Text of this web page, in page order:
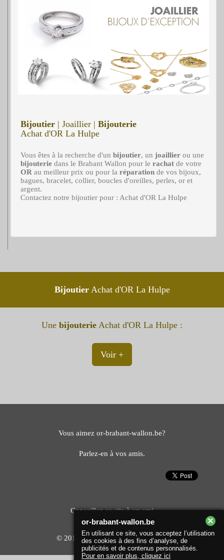
Bijoutier | Joaillier | Bijouterie
Achat d'OR La Hulpe
Vous êtes à la recherche d'un bijoutier, un joaillier ou une
bijouterie dans le Brabant Wallon pour le rachat de votre
OR au meilleur prix ou pour la réparation de vos bijoux,
bagues, bracelet, collier, boucles d'oreilles, perles, or et
argent.
Contactez notre bijoutier pour : Achat d'OR La Hulpe
BijoutierAchat d'OR La Hulpe
Une bijouterie Achat d'OR La Hulpe :
Voir +
Vous aimez or-brabant-wallon.be?
Parlez-en à vos amis.
Conseillez ce site à un ami
© 2017–2026or-brabant-wallon.be
or-brabant-wallon.be
En utilisant ce site, vous acceptez l’utilisation
des cookies à des fins d’analyse, de
publicités et de contenus personnalisés.
Pour en savoir plus, cliquez ici
×